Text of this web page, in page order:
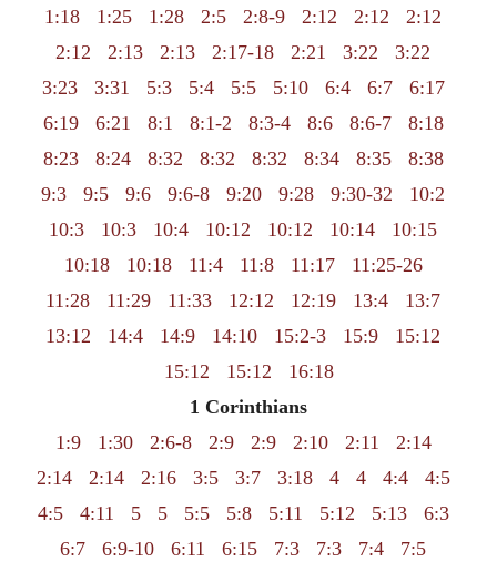
1:18
1:25 1:28 2:5 2:8-9 2:12 2:12
2:12
2:12
2:13 2:13 2:17-18 2:21 3:22
3:22
3:23
3:31 5:3 5:4 5:5 5:10 6:4 6:7
6:17
6:19
6:21 8:1 8:1-2 8:3-4 8:6 8:6-7
8:18
8:23
8:24 8:32 8:32 8:32 8:34 8:35
8:38
9:3
9:5 9:6 9:6-8 9:20 9:28 9:30-32
10:2
10:3
10:3 10:4 10:12 10:12 10:14
10:15
10:18
10:18 11:4 11:8 11:17
11:25-26
11:28
11:29 11:33 12:12 12:19 13:4
13:7
13:12
14:4 14:9 14:10 15:2-3 15:9
15:12
15:12
15:12
16:18
1 Corinthians
1:9
1:30 2:6-8 2:9 2:9 2:10 2:11
2:14
2:14
2:14 2:16 3:5 3:7 3:18 4 4 4:4
4:5
4:5
4:11 5 5 5:5 5:8 5:11 5:12 5:13
6:3
6:7
6:9-10 6:11 6:15 7:3 7:3 7:4
7:5